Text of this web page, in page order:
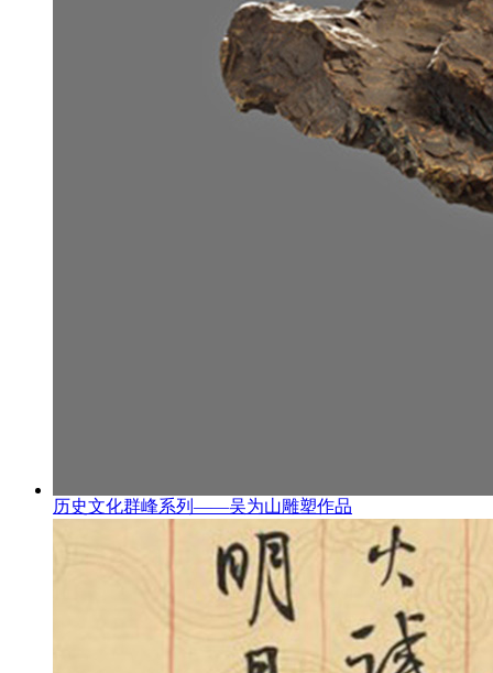
历史文化群峰系列——吴为山雕塑作品